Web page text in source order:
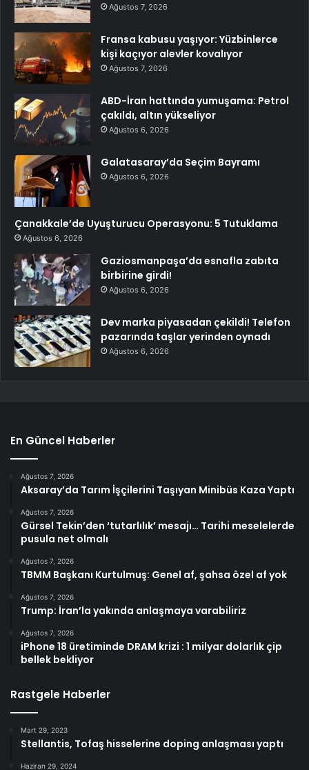
Ağustos 7, 2026
Fransa kabusu yaşıyor: Yüzbinlerce
kişi kaçıyor alevler kovalıyor
Ağustos 7, 2026
ABD-İran hattında yumuşama: Petrol
çakıldı, altın yükseliyor
Ağustos 6, 2026
Galatasaray’da Seçim Bayramı
Ağustos 6, 2026
Çanakkale’de Uyuşturucu Operasyonu: 5 Tutuklama
Ağustos 6, 2026
Gaziosmanpaşa’da esnafla zabıta
birbirine girdi!
Ağustos 6, 2026
Dev marka piyasadan çekildi! Telefon
pazarında taşlar yerinden oynadı
Ağustos 6, 2026
En Güncel Haberler
Ağustos 7, 2026
Aksaray’da Tarım İşçilerini Taşıyan Minibüs Kaza Yaptı
Ağustos 7, 2026
Gürsel Tekin’den ‘tutarlılık’ mesajı… Tarihi meselelerde
pusula net olmalı
Ağustos 7, 2026
TBMM Başkanı Kurtulmuş: Genel af, şahsa özel af yok
Ağustos 7, 2026
Trump: İran’la yakında anlaşmaya varabiliriz
Ağustos 7, 2026
iPhone 18 üretiminde DRAM krizi : 1 milyar dolarlık çip
bellek bekliyor
Rastgele Haberler
Mart 29, 2023
Stellantis, Tofaş hisselerine doping anlaşması yaptı
Haziran 29, 2024